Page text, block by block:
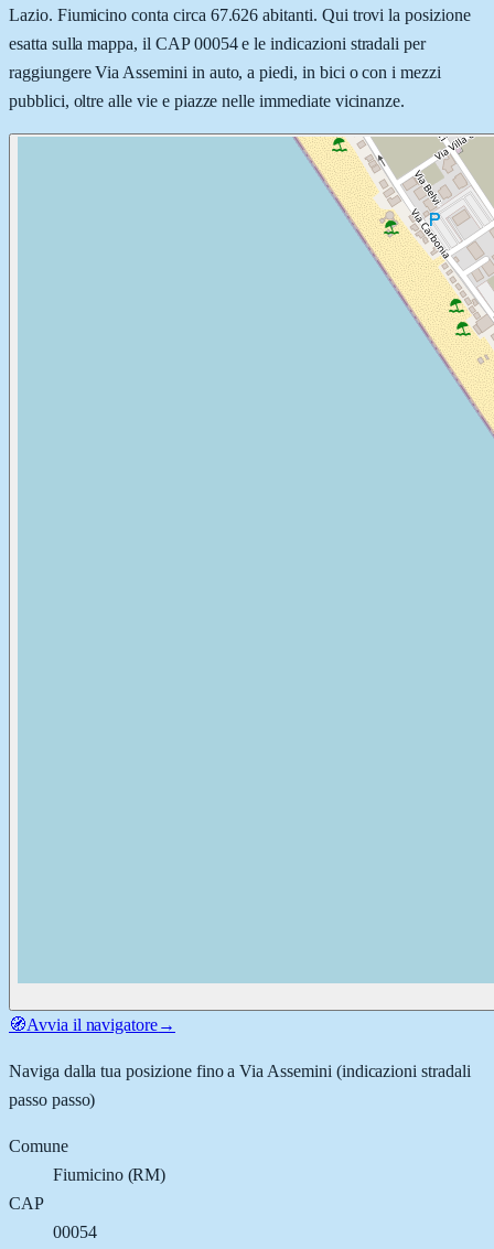
Lazio. Fiumicino conta circa 67.626 abitanti. Qui trovi la posizione
esatta sulla mappa, il CAP 00054 e le indicazioni stradali per
raggiungere Via Assemini in auto, a piedi, in bici o con i mezzi
pubblici, oltre alle vie e piazze nelle immediate vicinanze.
🧭Avvia il navigatore→
Naviga dalla tua posizione fino aVia Assemini (indicazioni stradali
passo passo)
Comune
Fiumicino(RM)
CAP
00054